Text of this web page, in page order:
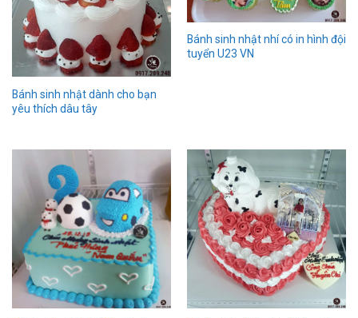
Bánh sinh nhật dành cho bạn
yêu thích dâu tây
Bánh sinh nhật nhí có in hình đội
tuyển U23 VN